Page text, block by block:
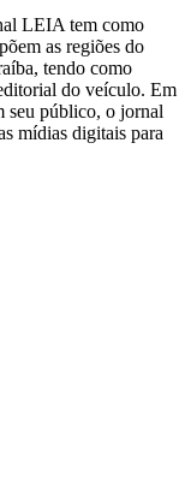
LEIA tem como
as regiões do
tendo como
do veículo. Em
seu público, o jornal
mídias digitais para